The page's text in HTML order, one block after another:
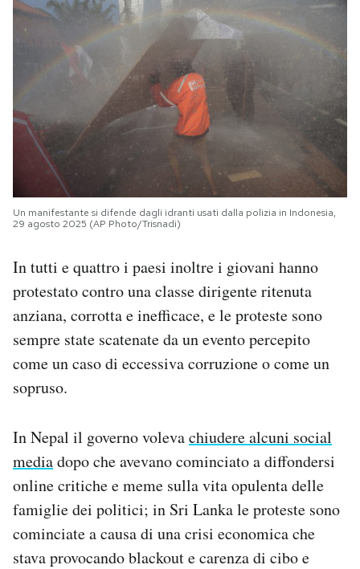
Un manifestante si difende dagli idranti usati dalla polizia in Indonesia,
29 agosto 2025 (AP Photo/Trisnadi)
In tutti e quattro i paesi inoltre i giovani hanno
protestato contro una classe dirigente ritenuta
anziana, corrotta e inefficace, e le proteste sono
sempre state scatenate da un evento percepito
come un caso di eccessiva corruzione o come un
sopruso.
In Nepal il governo volevachiudere alcuni social
mediadopo che avevano cominciato a diffondersi
online critiche e meme sulla vita opulenta delle
famiglie dei politici; in Sri Lanka le proteste sono
cominciate a causa di una crisi economica che
stava provocando blackout e carenza di cibo e